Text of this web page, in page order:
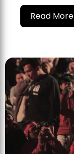
Read More